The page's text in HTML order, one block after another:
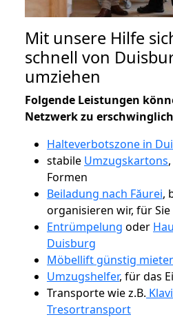
Mit unsere Hilfe
schnell von
umziehen
Folgende Leistungen
Netzwerk zu
Halteverbotszone in
stabile Umzugskartons
Formen
Beiladung nach Făurei,
organisieren wir, für
Entrümpelung oder
Duisburg
Möbellift günstig
Umzugshelfer, für das
Transporte wie z.B.
Tresortransport